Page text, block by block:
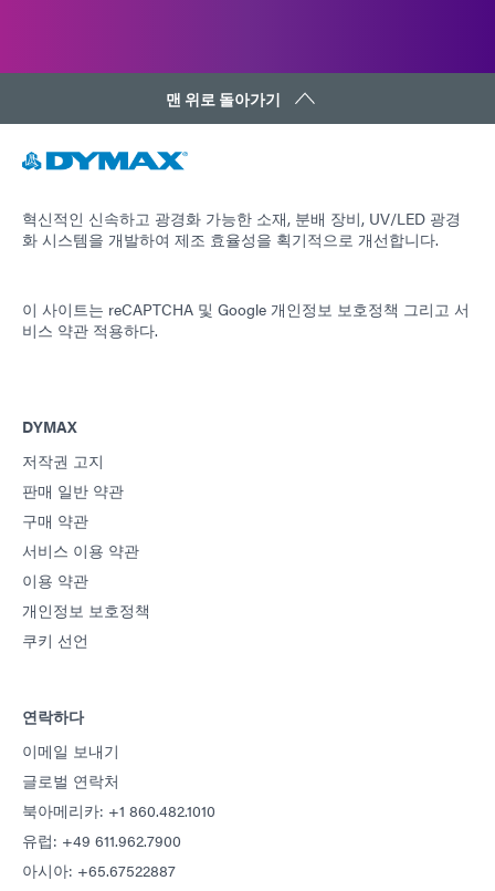
맨 위로 돌아가기
혁신적인 신속하고 광경화 가능한 소재, 분배 장비, UV/LED 광경
화 시스템을 개발하여 제조 효율성을 획기적으로 개선합니다.
이 사이트는 reCAPTCHA 및 Google 개인정보 보호정책 그리고 서
비스 약관 적용하다.
DYMAX
저작권 고지
판매 일반 약관
구매 약관
서비스 이용 약관
이용 약관
개인정보 보호정책
쿠키 선언
연락하다
이메일 보내기
글로벌 연락처
북아메리카: +1 860.482.1010
유럽: +49 611.962.7900
아시아: +65.67522887